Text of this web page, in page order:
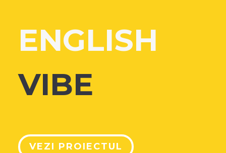
ENGLISH
VIBE
VEZI PROIECTUL